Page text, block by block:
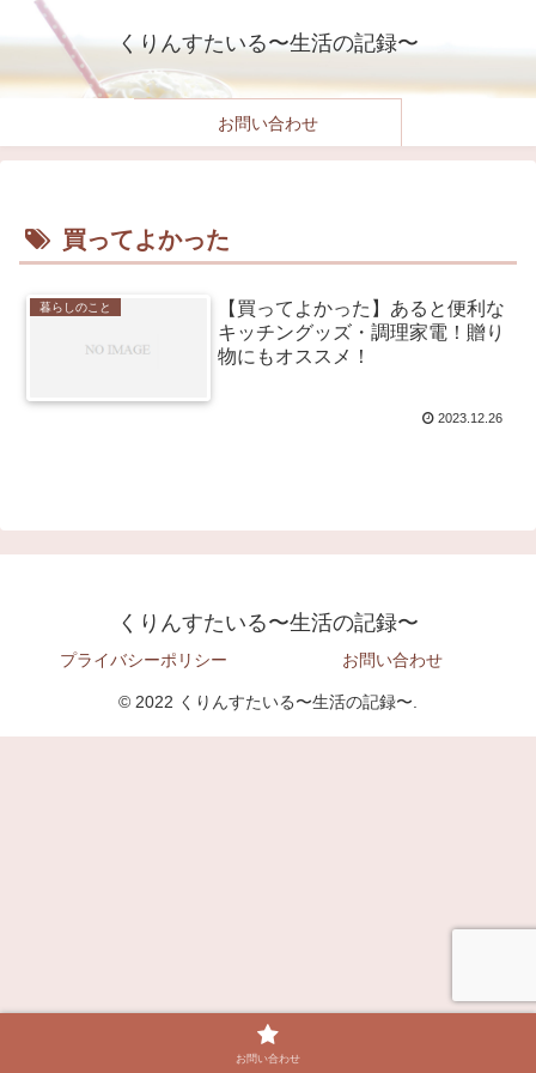
くりんすたいる〜生活の記録〜
お問い合わせ
買ってよかった
暮らしのこと
【買ってよかった】あると便利な
キッチングッズ・調理家電！贈り
物にもオススメ！
2023.12.26
くりんすたいる〜生活の記録〜
プライバシーポリシー お問い合わせ
© 2022 くりんすたいる〜生活の記録〜.
お問い合わせ